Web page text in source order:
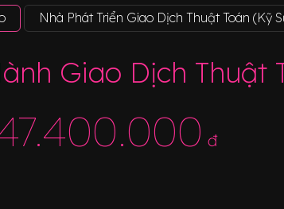
Nhà Phát Triển Giao Dịch Thuật Toán (Kỹ
Giao Dịch Thuật
đ